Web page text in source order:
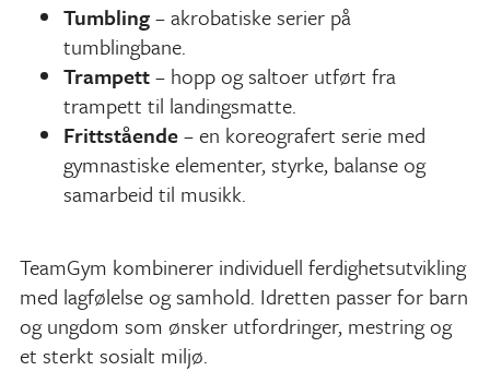
Tumbling– akrobatiske serier på
tumblingbane.
Trampett– hopp og saltoer utført fra
trampett til landingsmatte.
Frittstående– en koreografert serie med
gymnastiske elementer, styrke, balanse og
samarbeid til musikk.
TeamGym kombinerer individuell ferdighetsutvikling
med lagfølelse og samhold. Idretten passer for barn
og ungdom som ønsker utfordringer, mestring og
et sterkt sosialt miljø.